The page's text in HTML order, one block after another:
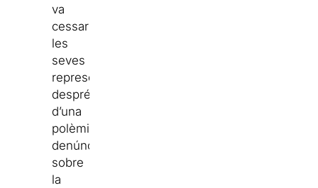
va
cessar
les
seves
representacions
després
d’una
polèmica
denúncia
sobre
la